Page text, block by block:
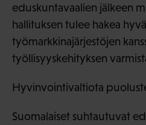
eduskuntavaalien jälkeen
hallituksen tulee hakea
työmarkkinajärjestöjen
työllisyyskehityksen
Hyvinvointivaltiota
Suomalaiset suhtautuvat